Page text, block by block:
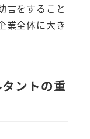
言をすること
業全体に大き
ントの重